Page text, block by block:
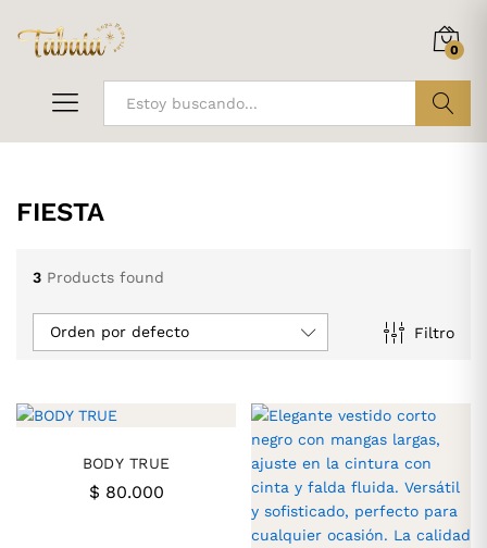
0
FIESTA
3 Products found
Filtro
Orden por defecto
BODY TRUE
$ 80.000